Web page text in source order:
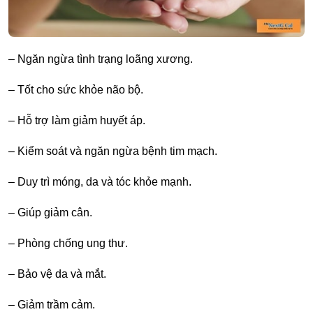
– Ngăn ngừa tình trạng loãng xương.
– Tốt cho sức khỏe não bộ.
– Hỗ trợ làm giảm huyết áp.
– Kiểm soát và ngăn ngừa bệnh tim mạch.
– Duy trì móng, da và tóc khỏe mạnh.
– Giúp giảm cân.
– Phòng chống ung thư.
– Bảo vệ da và mắt.
– Giảm trầm cảm.